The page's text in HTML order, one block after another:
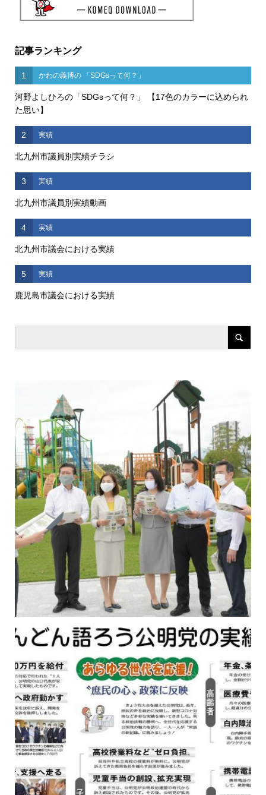
記事ランキング
1 かわの義博の 「SDGsって何？」
河野よしひろの「SDGsって何？」 【17色のカラーに込められ
た思い】
2 実績
北九州市議員別実績チラシ
3 実績
北九州市議員別実績動画
4 実績
北九州市議会における実績
5 実績
鹿児島市議会における実績